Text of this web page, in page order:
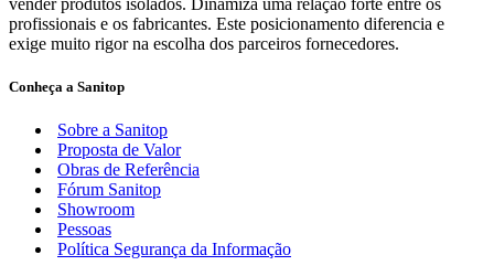
profissionais e os fabricantes. Este posicionamento diferencia e
exige muito rigor na escolha dos parceiros fornecedores.
Conheça a Sanitop
Sobre a Sanitop
Proposta de Valor
Obras de Referência
Fórum Sanitop
Showroom
Pessoas
Política Segurança da Informação